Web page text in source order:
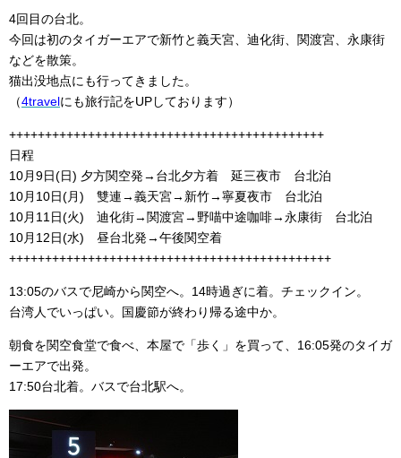
4回目の台北。
今回は初のタイガーエアで新竹と義天宮、迪化街、関渡宮、永康街
などを散策。
猫出没地点にも行ってきました。
（4travelにも旅行記をUPしております）
++++++++++++++++++++++++++++++++++++++++++++
日程
10月9日(日) 夕方関空発→台北夕方着 延三夜市 台北泊
10月10日(月) 雙連→義天宮→新竹→寧夏夜市 台北泊
10月11日(火) 迪化街→関渡宮→野喵中途咖啡→永康街 台北泊
10月12日(水) 昼台北発→午後関空着
+++++++++++++++++++++++++++++++++++++++++++++
13:05のバスで尼崎から関空へ。14時過ぎに着。チェックイン。
台湾人でいっぱい。国慶節が終わり帰る途中か。
朝食を関空食堂で食べ、本屋で「歩く」を買って、16:05発のタイガ
ーエアで出発。
17:50台北着。バスで台北駅へ。